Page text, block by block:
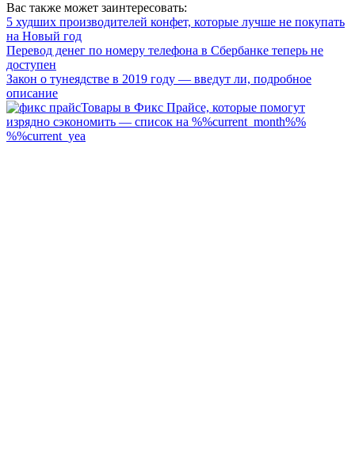
Вас также может заинтересовать:
5 худших производителей конфет, которые лучше не покупать
на Новый год
Перевод денег по номеру телефона в Сбербанке теперь не
доступен
Закон о тунеядстве в 2019 году — введут ли, подробное
описание
Товары в Фикс Прайсе, которые помогут
изрядно сэкономить — список на %%current_month%%
%%current_yea